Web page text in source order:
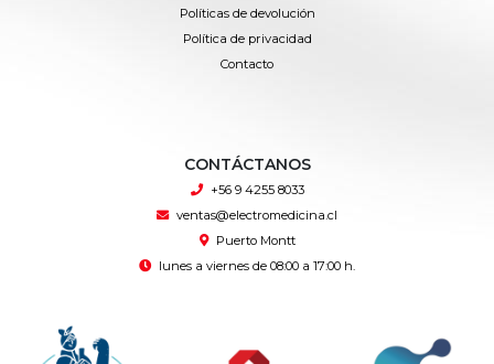
Políticas de devolución
Política de privacidad
Contacto
CONTÁCTANOS
+56 9 4255 8033
ventas@electromedicina.cl
Puerto Montt
lunes a viernes de 08:00 a 17:00 h.